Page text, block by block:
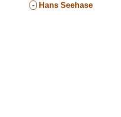
- Hans Seehase